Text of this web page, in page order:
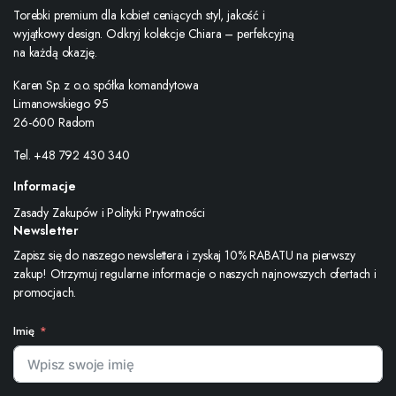
Torebki premium dla kobiet ceniących styl, jakość i
wyjątkowy design. Odkryj kolekcje Chiara – perfekcyjną
na każdą okazję.
Karen Sp. z o.o. spółka komandytowa
Limanowskiego 95
26-600 Radom
Tel. +48 792 430 340
Informacje
Zasady Zakupów i Polityki Prywatności
Newsletter
Zapisz się do naszego newslettera i zyskaj 10% RABATU na pierwszy
zakup! Otrzymuj regularne informacje o naszych najnowszych ofertach i
promocjach.
Imię